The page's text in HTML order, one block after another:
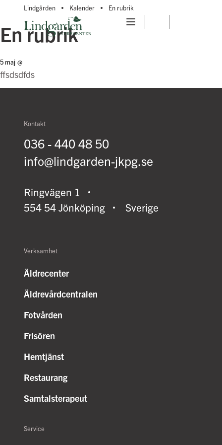
Lindgården Kalender En rubrik
En rubrik
5 maj @
ffsdsdfds
Kontakt
036 - 440 48 50
info@lindgarden-jkpg.se
Ringvägen 1
554 54 Jönköping
Sverige
Verksamhet
Äldrecenter
Äldrevårdcentralen
Fotvården
Frisören
Hemtjänst
Restaurang
Samtalsterapeut
Service